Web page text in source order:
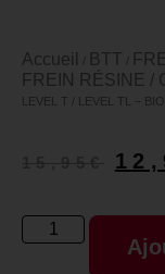
Accueil BTT
FREIN RÉSINE /
LEVEL T / LEVEL TL –